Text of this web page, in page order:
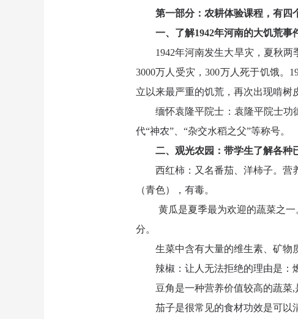
第一部分：农耕体验课程，有四
一、了解1942年河南的大饥荒事
1942年河南发生大旱灾，夏秋两
3000万人受灾，300万人死于饥饿。
立以来最严重的饥荒，再次出现啃树
缅怀袁隆平院士：袁隆平院士功
代“神农”、“杂交水稻之父”等称号。
二、观光农园：带学生了解各种
西红柿：又名番茄、洋柿子。营
（青色），有毒。
黄瓜是夏季最为欢迎的蔬菜之
分。
生菜中含有大量的维生素、矿物
辣椒：让人无法拒绝的理由是：
豆角是一种营养价值较高的蔬菜
茄子是很常见的食材功效是可以